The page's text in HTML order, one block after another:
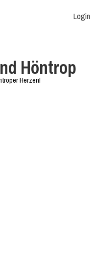
Login
Höntrop
Herzen!